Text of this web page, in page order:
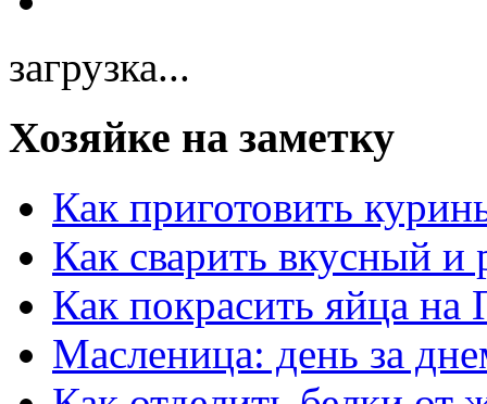
загрузка...
Хозяйке на заметку
Как приготовить
Как сварить вкусный и
Как покрасить яйца на
Масленица: день за